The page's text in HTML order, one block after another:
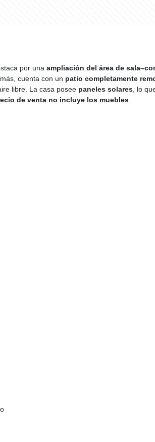
por una ampliación del área de
cuenta con un patio completamente
libre. La casa posee paneles solares , lo
de venta no incluye los muebles